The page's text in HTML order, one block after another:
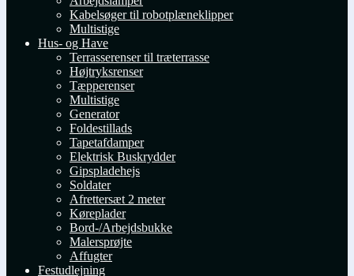
Kabelsøger til robotplæneklipper
Multistige
Hus- og Have
Terrasserenser til træterrasse
Højtryksrenser
Tæpperenser
Multistige
Generator
Foldestillads
Tapetafdamper
Elektrisk Buskrydder
Gipspladehejs
Soldater
Afrettersæt 2 meter
Køreplader
Bord-/Arbejdsbukke
Malersprøjte
Affugter
Festudlejning